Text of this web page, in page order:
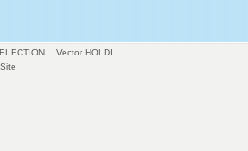
Vector HOLDI